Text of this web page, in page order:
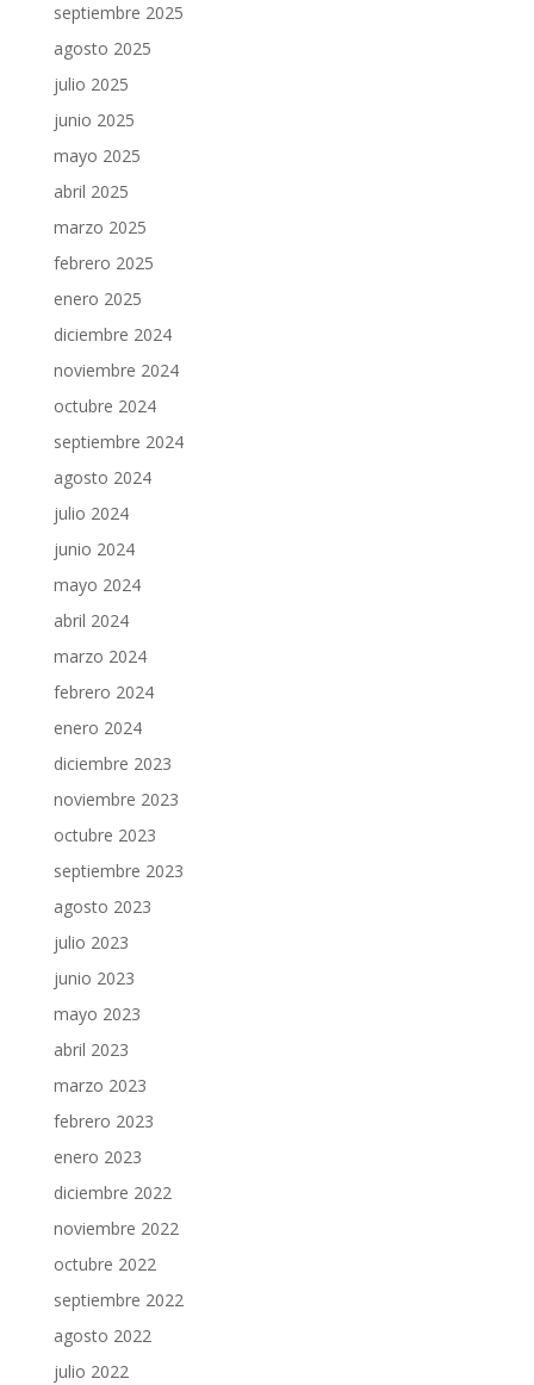
septiembre 2025
agosto 2025
julio 2025
junio 2025
mayo 2025
abril 2025
marzo 2025
febrero 2025
enero 2025
diciembre 2024
noviembre 2024
octubre 2024
septiembre 2024
agosto 2024
julio 2024
junio 2024
mayo 2024
abril 2024
marzo 2024
febrero 2024
enero 2024
diciembre 2023
noviembre 2023
octubre 2023
septiembre 2023
agosto 2023
julio 2023
junio 2023
mayo 2023
abril 2023
marzo 2023
febrero 2023
enero 2023
diciembre 2022
noviembre 2022
octubre 2022
septiembre 2022
agosto 2022
julio 2022